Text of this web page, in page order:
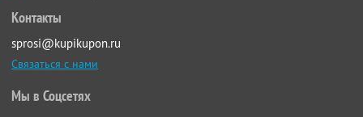
Контакты
sprosi@kupikupon.ru
Связаться с нами
Мы в Соцсетях